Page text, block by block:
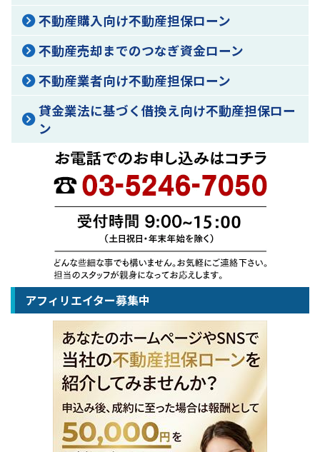
不動産購入向け不動産担保ローン
不動産売却までのつなぎ資金ローン
不動産業者向け不動産担保ローン
貸金業法に基づく借換え向け不動産担保ロー
ン
アフィリエイター募集中